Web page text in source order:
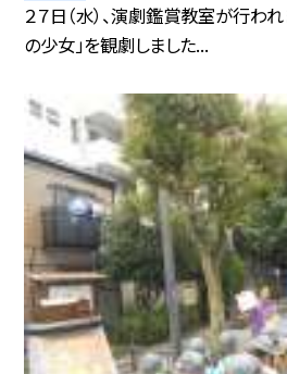
２７日（水）、演劇鑑賞教室が行われ
の少女」を観劇しました...